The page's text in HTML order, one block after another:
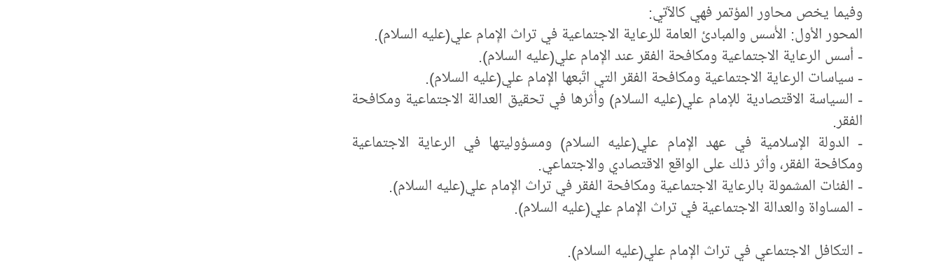
وفيما يخص محاور المؤتمر فهي كالآتي:
المحور الأول: الأُسس والمبادئ العامة للرعاية الاجتماعية في تراث الإِمام علي(عليه السلام).
- أسس الرعاية الاجتماعية ومكافحة الفقر عند الإِمام علي(عليه السلام).
- سياسات الرعاية الاجتماعية ومكافحة الفقر التي اتّبعها الإِمام علي(عليه السلام).
- السياسة الاقتصادية للإمام علي(عليه السلام) وأَثرها في تحقيق العدالة الاجتماعية ومكافحة
الفقر.
- الدولة الإسلامية في عهد الإِمام علي(عليه السلام) ومسؤوليتها في الرعاية الاجتماعية
ومكافحة الفقر، وأثر ذلك على الواقع الاقتصادي والاجتماعي.
- الفئات المشمولة بالرعاية الاجتماعية ومكافحة الفقر في تراث الإِمام علي(عليه السلام).
- المساواة والعدالة الاجتماعية في تراث الإِمام علي(عليه السلام).
- التكافل الاجتماعي في تراث الإِمام علي(عليه السلام).